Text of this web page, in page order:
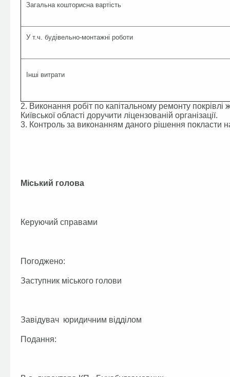
Загальна кошторисна вартість
У т.ч. будівельно-монтажні роботи
Інші витрати
2. Виконання робіт по капітальному ремонту
Київської області доручити ліцензованій організації.
3. Контроль за виконанням даного рішення покласти
Міський голова А.П.
Керуючий справами
Погоджено:
Заступник міського голови
Завідувач юридичним відділом
Подання: